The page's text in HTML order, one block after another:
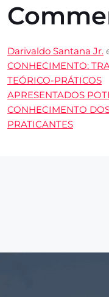
Darivaldo Santana Jr.
CONHECIMENTO:
TEÓRICO-PRÁTICOS
APRESENTADOS
CONHECIMENTO
PRATICANTES